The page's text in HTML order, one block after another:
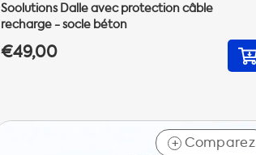
Soolutions Dalle avec protection câble
recharge - socle béton
€49,00
+ Comparez